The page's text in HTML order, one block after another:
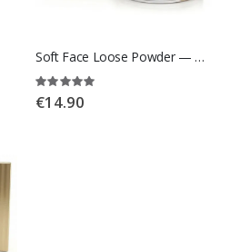
Soft Face Loose Powder — Cipria in Polvere
Rating:
100%
€14.90